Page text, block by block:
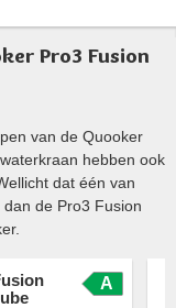
Pro3 Fusion
van de Quooker
hebben ook
dat één van
de Pro3 Fusion
A